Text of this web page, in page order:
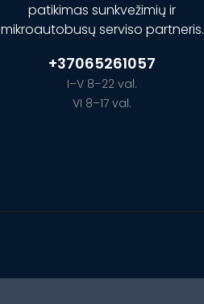
patikimas sunkvežimių ir
mikroautobusų serviso partneris.
+37065261057
I–V 8–22 val.
VI 8–17 val.